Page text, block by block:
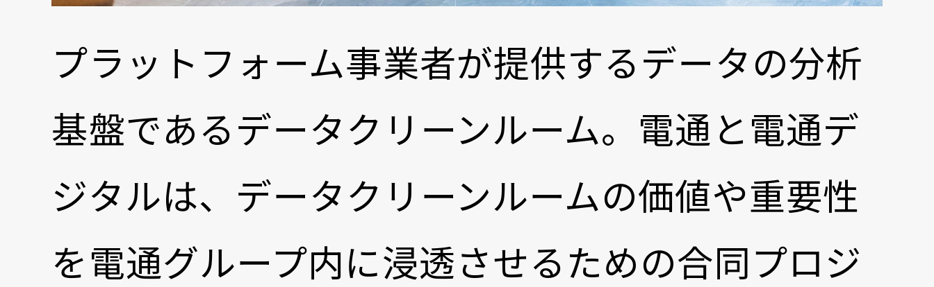
プラットフォーム事業者が提供するデータの分析
基盤であるデータクリーンルーム。電通と電通デ
ジタルは、データクリーンルームの価値や重要性
を電通グループ内に浸透させるための合同プロジ